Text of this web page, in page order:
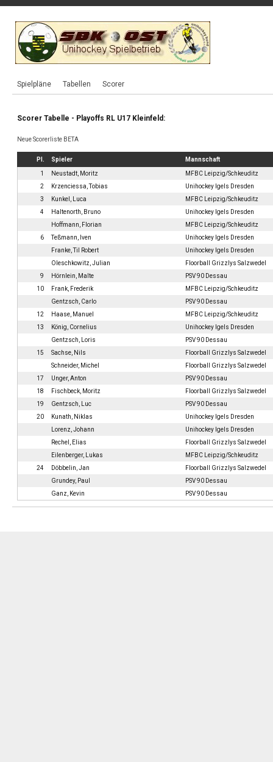
Spielpläne Tabellen Scorer
Scorer Tabelle - Playoffs RL U17 Kleinfeld:
Neue Scorerliste BETA
Pl. Spieler Mannschaft
1 Neustadt, Moritz
MFBC Leipzig/Schkeuditz
2
Krzenciessa, Tobias
Unihockey Igels Dresden
3
Kunkel, Luca
MFBC Leipzig/Schkeuditz
4
Haltenorth, Bruno
Unihockey Igels Dresden
Hoffmann, Florian
MFBC Leipzig/Schkeuditz
6
Teßmann, Iven
Unihockey Igels Dresden
Franke, Til Robert
Unihockey Igels Dresden
Oleschkowitz, Julian
Floorball Grizzlys Salzwedel
9
Hörnlein, Malte
PSV 90 Dessau
10
Frank, Frederik
MFBC Leipzig/Schkeuditz
Gentzsch, Carlo
PSV 90 Dessau
12
Haase, Manuel
MFBC Leipzig/Schkeuditz
13
König, Cornelius
Unihockey Igels Dresden
Gentzsch, Loris
PSV 90 Dessau
15
Sachse, Nils
Floorball Grizzlys Salzwedel
Schneider, Michel
Floorball Grizzlys Salzwedel
17
Unger, Anton
PSV 90 Dessau
18
Fischbeck, Moritz
Floorball Grizzlys Salzwedel
19
Gentzsch, Luc
PSV 90 Dessau
20
Kunath, Niklas
Unihockey Igels Dresden
Lorenz, Johann
Unihockey Igels Dresden
Rechel, Elias
Floorball Grizzlys Salzwedel
Eilenberger, Lukas
MFBC Leipzig/Schkeuditz
24
Döbbelin, Jan
Floorball Grizzlys Salzwedel
Grundey, Paul
PSV 90 Dessau
Ganz, Kevin
PSV 90 Dessau